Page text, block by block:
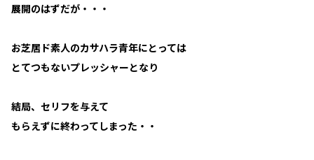
展開のはずだが・・・
お芝居ド素人のカサハラ青年にとっては
とてつもないプレッシャーとなり
結局、セリフを与えて
もらえずに終わってしまった・・